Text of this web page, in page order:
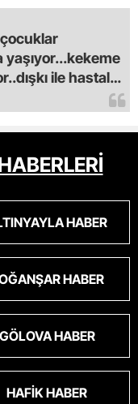
yaşıyor...kekeme
ile hastalık
eve
lobisinden para
hayvanlar
aç kalsa kendi
derhal
HABER
HABER
GÖLOVA HABER
HAFIK HABER